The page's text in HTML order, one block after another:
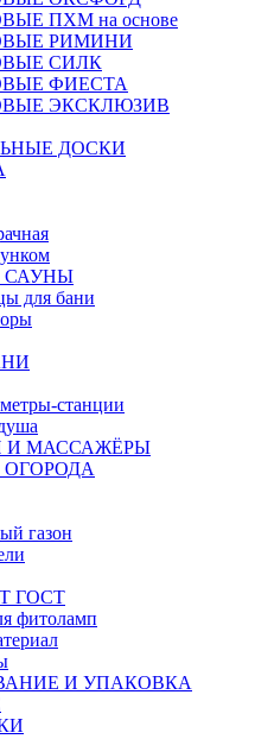
ПХМ на основе
РИМИНИ
СИЛК
ФИЕСТА
ЭКСКЛЮЗИВ
ДОСКИ
САУНЫ
для бани
станции
И МАССАЖЁРЫ
газон
ГОСТ
фитоламп
И УПАКОВКА